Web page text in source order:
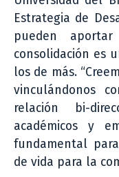
Estrategia de
pueden
consolidación es
los de más.
vinculándonos
relación bi-
académicos y
fundamental
de vida para la